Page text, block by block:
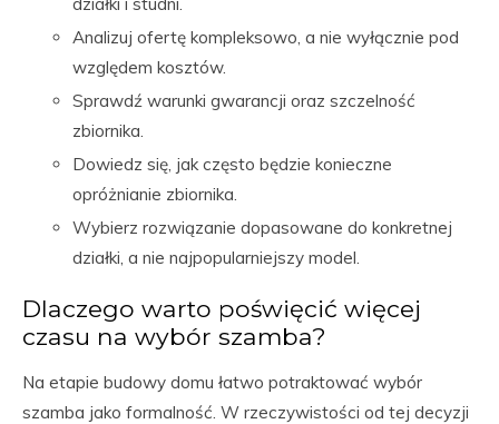
Analizuj ofertę kompleksowo, a nie wyłącznie pod
względem kosztów.
Sprawdź warunki gwarancji oraz szczelność
zbiornika.
Dowiedz się, jak często będzie konieczne
opróżnianie zbiornika.
Wybierz rozwiązanie dopasowane do konkretnej
działki, a nie najpopularniejszy model.
Dlaczego warto poświęcić więcej
czasu na wybór szamba?
Na etapie budowy domu łatwo potraktować wybór
szamba jako formalność. W rzeczywistości od tej decyzji